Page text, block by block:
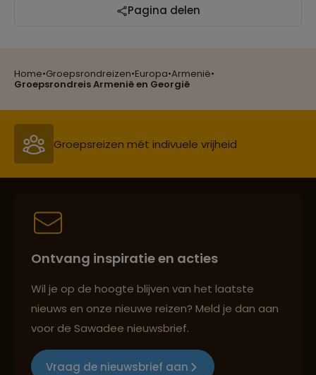
Home•Groepsrondreizen•Europa•Armenië•
Groepsrondreis Armenië en Georgië
Pagina delen
Reizen met oog voor mens, cultuur en milieu
Groepsreizen mét indivuele vrijheid
Persoonlijk en deskundig reisadvies
Best beoordeelde reisroutes
Groepsreizen mét indivuele vrijheid
Ontvang inspiratie en acties
Wil je op de hoogte blijven van het laatste
nieuws en onze nieuwe reizen? Meld je dan aan
voor de Sawadee nieuwsbrief.
Vraag de nieuwsbrief aan